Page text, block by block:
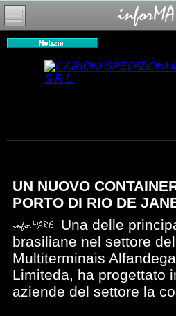
UN NUOVO
PORTO DI RIO DE
Una delle
brasiliane nel settore
Multiterminais
Limiteda, ha progettato
aziende del settore la